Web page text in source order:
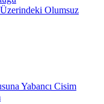
Olumsuz
Yabancı Cisim